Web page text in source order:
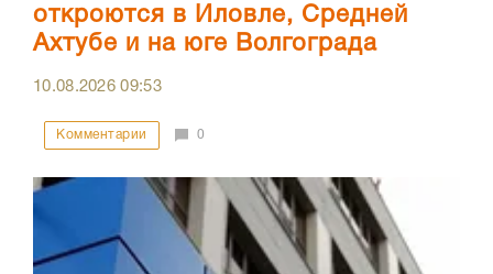
откроются в Иловле, Средней
Ахтубе и на юге Волгограда
10.08.202609:53
Комментарии 0